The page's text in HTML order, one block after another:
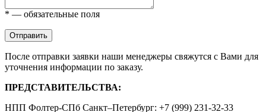
* — обязательные поля
Отправить
После отправки заявки наши менеджеры свяжутся с Вами для
уточнения информации по заказу.
ПРЕДСТАВИТЕЛЬСТВА:
НПП Фолтер-СПб Санкт–Петербург: +7 (999) 231-32-33